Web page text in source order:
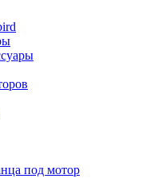
под мотор